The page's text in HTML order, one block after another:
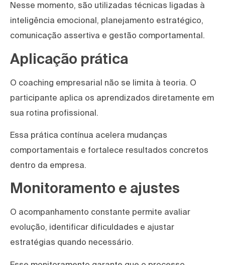
Nesse momento, são utilizadas técnicas ligadas à
inteligência emocional, planejamento estratégico,
comunicação assertiva e gestão comportamental.
Aplicação prática
O coaching empresarial não se limita à teoria. O
participante aplica os aprendizados diretamente em
sua rotina profissional.
Essa prática contínua acelera mudanças
comportamentais e fortalece resultados concretos
dentro da empresa.
Monitoramento e ajustes
O acompanhamento constante permite avaliar
evolução, identificar dificuldades e ajustar
estratégias quando necessário.